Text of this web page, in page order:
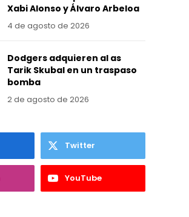
Xabi Alonso y Álvaro Arbeloa
4 de agosto de 2026
Dodgers adquieren al as
Tarik Skubal en un traspaso
bomba
2 de agosto de 2026
Twitter
YouTube